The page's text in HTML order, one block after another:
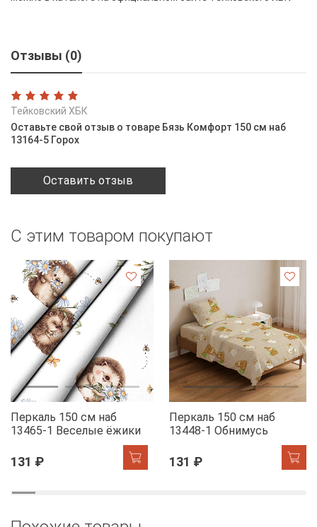
Отзывы (0)
Тейковский ХБК
Оставьте свой отзыв о товаре Бязь Комфорт 150 см наб
13164-5 Горох
Оставить отзыв
С этим товаром покупают
Перкаль 150 см наб
13465-1 Веселые ёжики
131 ₽
Перкаль 150 см наб
13448-1 Обнимусь
131 ₽